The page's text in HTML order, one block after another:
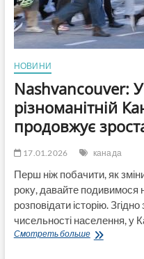
на
допомогу
Україні
НОВИНИ
Nashvancouver: У
різноманітній
продовжує
17.01.2026 канада
Перш ніж побачити, як
року, давайте подивимося
розповідати історію.
чисельності населення, у
Смотреть большеNashvancouver: